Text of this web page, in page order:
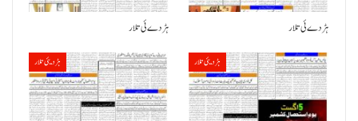
ہڑدے ئی تلار ہڑدے ئی تلار
ہڑدیئی تلار ہڑدیئی تلار